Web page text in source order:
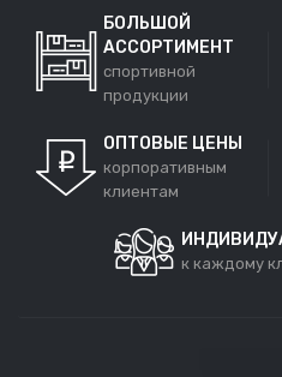
БОЛЬШОЙ
АССОРТИМЕНТ
спортивной
продукции
ОПТОВЫЕ ЦЕНЫ
корпоративным
клиентам
к каждому